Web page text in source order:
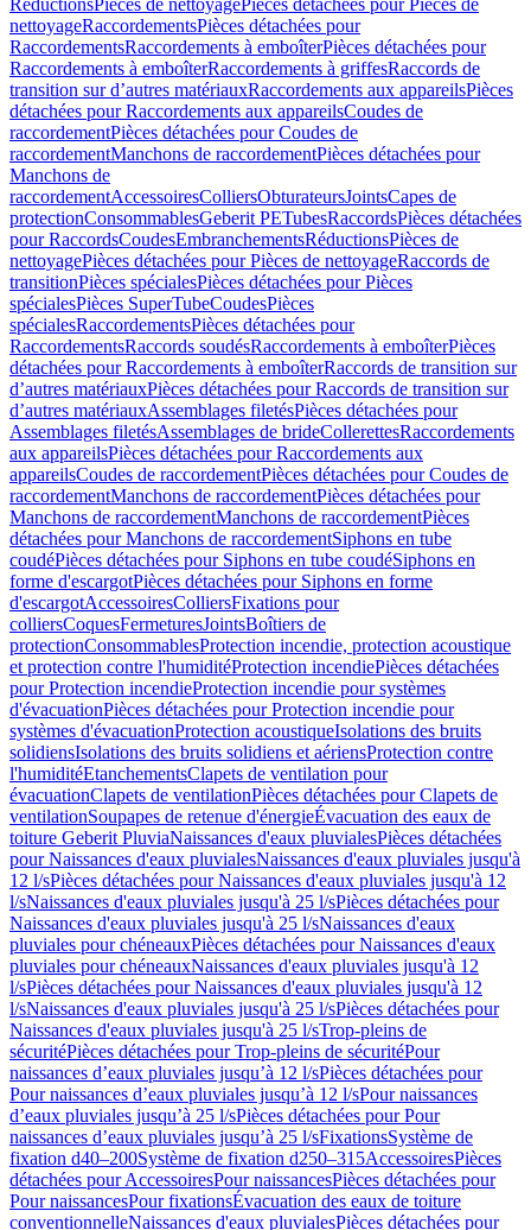
RéductionsPièces de nettoyagePièces détachées pour Pièces de
nettoyageRaccordementsPièces détachées pour
RaccordementsRaccordements à emboîterPièces détachées pour
Raccordements à emboîterRaccordements à griffesRaccords de
transition sur d’autres matériauxRaccordements aux appareilsPièces
détachées pour Raccordements aux appareilsCoudes de
raccordementPièces détachées pour Coudes de
raccordementManchons de raccordementPièces détachées pour
Manchons de
raccordementAccessoiresColliersObturateursJointsCapes de
protectionConsommablesGeberit PETubesRaccordsPièces détachées
pour RaccordsCoudesEmbranchementsRéductionsPièces de
nettoyagePièces détachées pour Pièces de nettoyageRaccords de
transitionPièces spécialesPièces détachées pour Pièces
spécialesPièces SuperTubeCoudesPièces
spécialesRaccordementsPièces détachées pour
RaccordementsRaccords soudésRaccordements à emboîterPièces
détachées pour Raccordements à emboîterRaccords de transition sur
d’autres matériauxPièces détachées pour Raccords de transition sur
d’autres matériauxAssemblages filetésPièces détachées pour
Assemblages filetésAssemblages de brideCollerettesRaccordements
aux appareilsPièces détachées pour Raccordements aux
appareilsCoudes de raccordementPièces détachées pour Coudes de
raccordementManchons de raccordementPièces détachées pour
Manchons de raccordementManchons de raccordementPièces
détachées pour Manchons de raccordementSiphons en tube
coudéPièces détachées pour Siphons en tube coudéSiphons en
forme d'escargotPièces détachées pour Siphons en forme
d'escargotAccessoiresColliersFixations pour
colliersCoquesFermeturesJointsBoîtiers de
protectionConsommablesProtection incendie, protection acoustique
et protection contre l'humiditéProtection incendiePièces détachées
pour Protection incendieProtection incendie pour systèmes
d'évacuationPièces détachées pour Protection incendie pour
systèmes d'évacuationProtection acoustiqueIsolations des bruits
solidiensIsolations des bruits solidiens et aériensProtection contre
l'humiditéEtanchementsClapets de ventilation pour
évacuationClapets de ventilationPièces détachées pour Clapets de
ventilationSoupapes de retenue d'énergieÉvacuation des eaux de
toiture Geberit PluviaNaissances d'eaux pluvialesPièces détachées
pour Naissances d'eaux pluvialesNaissances d'eaux pluviales jusqu'à
12 l/sPièces détachées pour Naissances d'eaux pluviales jusqu'à 12
l/sNaissances d'eaux pluviales jusqu'à 25 l/sPièces détachées pour
Naissances d'eaux pluviales jusqu'à 25 l/sNaissances d'eaux
pluviales pour chéneauxPièces détachées pour Naissances d'eaux
pluviales pour chéneauxNaissances d'eaux pluviales jusqu'à 12
l/sPièces détachées pour Naissances d'eaux pluviales jusqu'à 12
l/sNaissances d'eaux pluviales jusqu'à 25 l/sPièces détachées pour
Naissances d'eaux pluviales jusqu'à 25 l/sTrop-pleins de
sécuritéPièces détachées pour Trop-pleins de sécuritéPour
naissances d’eaux pluviales jusqu’à 12 l/sPièces détachées pour
Pour naissances d’eaux pluviales jusqu’à 12 l/sPour naissances
d’eaux pluviales jusqu’à 25 l/sPièces détachées pour Pour
naissances d’eaux pluviales jusqu’à 25 l/sFixationsSystème de
fixation d40–200Système de fixation d250–315AccessoiresPièces
détachées pour AccessoiresPour naissancesPièces détachées pour
Pour naissancesPour fixationsÉvacuation des eaux de toiture
conventionnelleNaissances d'eaux pluvialesPièces détachées pour